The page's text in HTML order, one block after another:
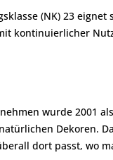
(NK) 23
kontinuierlicher
wurde 2001
Dekoren.
dort passt, wo